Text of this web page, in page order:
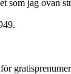
som jag ovan